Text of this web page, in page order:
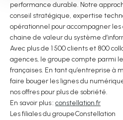
performance durable. Notre
conseil stratégique, expertise
opérationnel pour accompagner les
chaine de valeur du système
Avec plus de 1 500 clients et 800
agences, le groupe compte parmi
françaises. En tant qu’entreprise à
faire bouger les lignes du
nos offres pour plus de sobriété.
En savoir plus : constellation.fr
Les filiales du groupeConstellation